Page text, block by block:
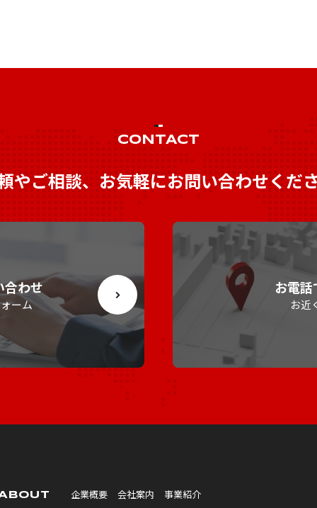
CONTACT
やご相談、お気軽にお問い合わせくださ
合わせ
ーム
お電
お近
企業概要 会社案内 事業紹介